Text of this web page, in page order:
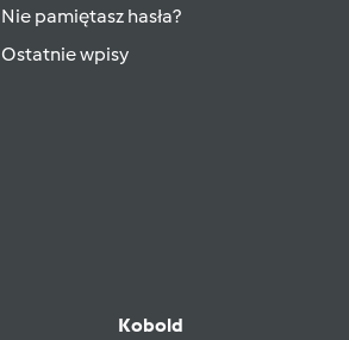
Nie pamiętasz hasła?
Ostatnie wpisy
Kobold